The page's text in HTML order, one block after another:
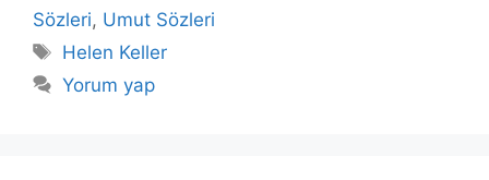
Sözleri, Umut Sözleri
Etiketler
Helen Keller
Yorum yap